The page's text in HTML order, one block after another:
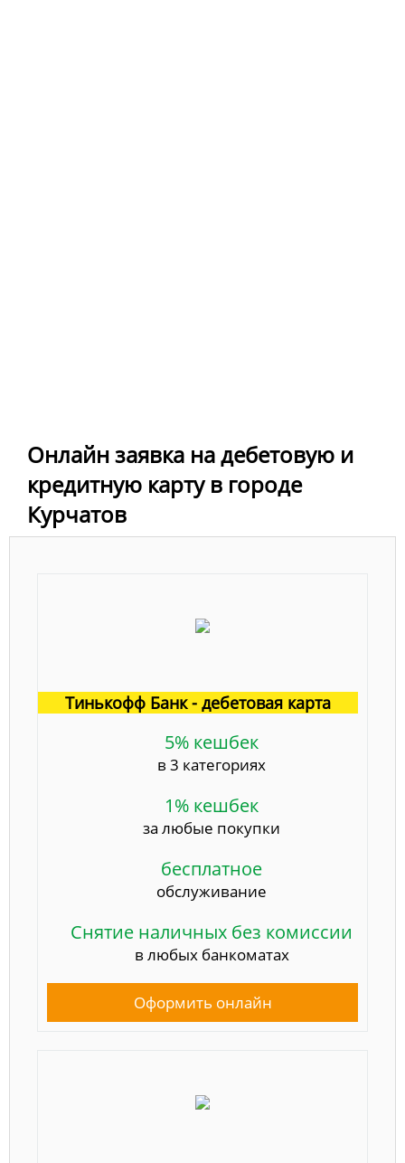
Онлайн заявка на дебетовую и
кредитную карту в городе
Курчатов
Тинькофф Банк - дебетовая карта
5% кешбек
в 3 категориях
1% кешбек
за любые покупки
бесплатное
обслуживание
Снятие наличных без комиссии
в любых банкоматах
Оформить онлайн